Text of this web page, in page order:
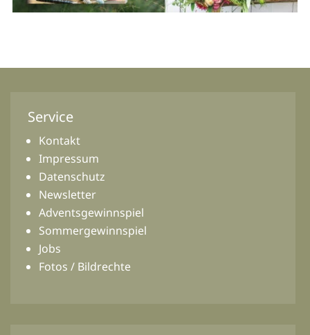
Service
Kontakt
Impressum
Datenschutz
Newsletter
Adventsgewinnspiel
Sommergewinnspiel
Jobs
Fotos / Bildrechte